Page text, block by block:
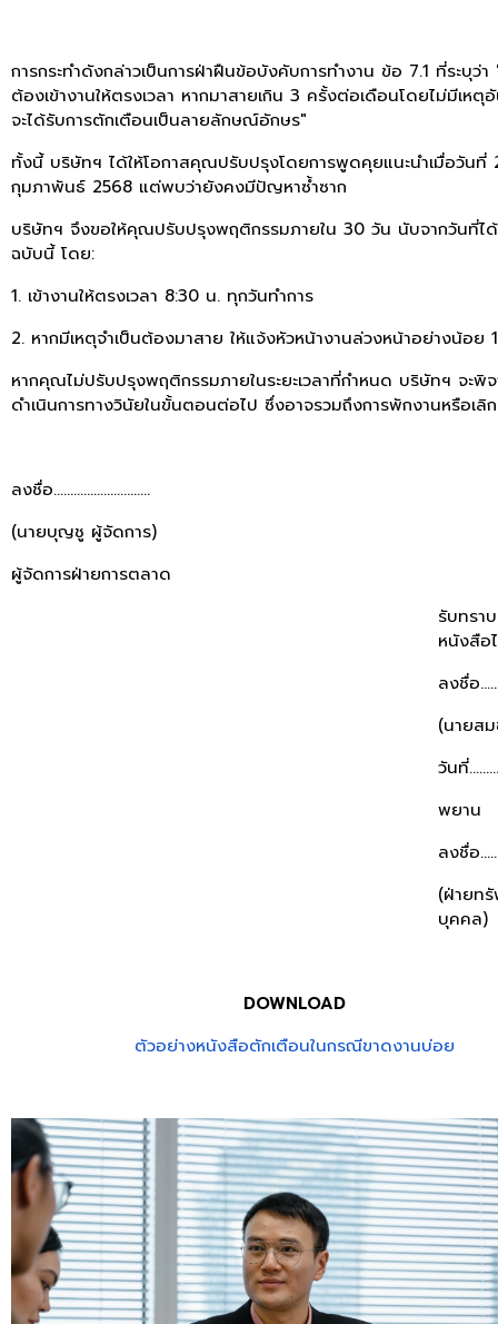
การกระทำดังกล่าวเป็นการฝ่าฝืนข้อบังคับการทำงาน ข้อ 7.1 ที่ระบุว่
ต้องเข้างานให้ตรงเวลา หากมาสายเกิน 3 ครั้งต่อเดือนโดยไม่มีเหตุ
จะได้รับการตักเตือนเป็นลายลักษณ์อักษร"
ทั้งนี้ บริษัทฯ ได้ให้โอกาสคุณปรับปรุงโดยการพูดคุยแนะนำเมื่อวันที่
กุมภาพันธ์ 2568 แต่พบว่ายังคงมีปัญหาซ้ำซาก
บริษัทฯ จึงขอให้คุณปรับปรุงพฤติกรรมภายใน 30 วัน นับจากวันที่ไ
ฉบับนี้ โดย:
1. เข้างานให้ตรงเวลา 8:30 น. ทุกวันทำการ
2. หากมีเหตุจำเป็นต้องมาสาย ให้แจ้งหัวหน้างานล่วงหน้าอย่างน้อย
หากคุณไม่ปรับปรุงพฤติกรรมภายในระยะเวลาที่กำหนด บริษัทฯ จะพิ
ดำเนินการทางวินัยในขั้นตอนต่อไป ซึ่งอาจรวมถึงการพักงานหรือเลิ
ลงชื่อ.............................
(นายบุญชู ผู้จัดการ)
ผู้จัดการฝ่ายการตลาด
รับทรา
หนังสือ
ลงชื่อ
(นายส
วันที่
พยาน
ลงชื่อ
(ฝ่ายท
บุคคล)
DOWNLOAD
ตัวอย่างหนังสือตักเตือนในกรณีขาดงานบ่อย